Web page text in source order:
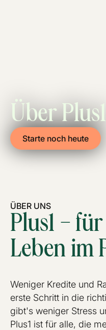
Über Plus1
Starte noch heute
ÜBER UNS
Plus1 –
Leben im
Weniger Kredite und
erste Schritt in die
gibt's weniger Stress
Plus1 ist für alle, die